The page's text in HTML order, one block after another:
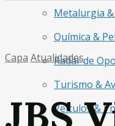
Metalurgia
Química &
Radar de
Turismo &
Veículos &
Capa Atualidades
JBS